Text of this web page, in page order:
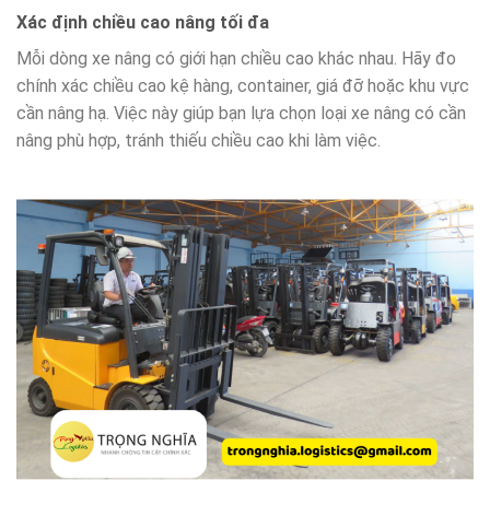
Xác định chiều cao nâng tối đa
Mỗi dòng xe nâng có giới hạn chiều cao khác nhau. Hãy đo
chính xác chiều cao kệ hàng, container, giá đỡ hoặc khu vực
cần nâng hạ. Việc này giúp bạn lựa chọn loại xe nâng có cần
nâng phù hợp, tránh thiếu chiều cao khi làm việc.